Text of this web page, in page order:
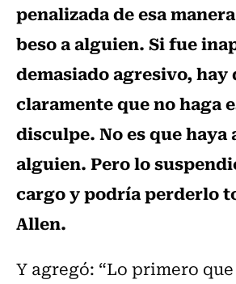
penalizada de esa
beso a alguien. Si fue
demasiado agresivo, hay
claramente que no haga
disculpe. No es que haya
alguien. Pero lo
cargo y podría perderlo
Allen.
Y agregó: “Lo primero